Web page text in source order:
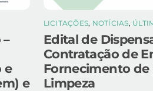
e
e
LICITAÇÕES, NOTÍCIAS,
Edital de
Contratação de
Fornecimento de
Limpeza